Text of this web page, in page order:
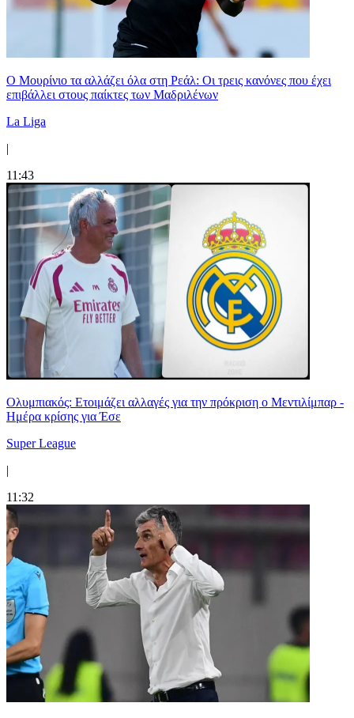
Ο Μουρίνιο τα αλλάζει όλα στη Ρεάλ: Οι τρεις κανόνες που έχει
επιβάλλει στους παίκτες των Μαδριλένων
La Liga
|
11:43
Ολυμπιακός: Ετοιμάζει αλλαγές για την πρόκριση ο Μεντιλίμπαρ -
Ημέρα κρίσης για Έσε
Super League
|
11:32